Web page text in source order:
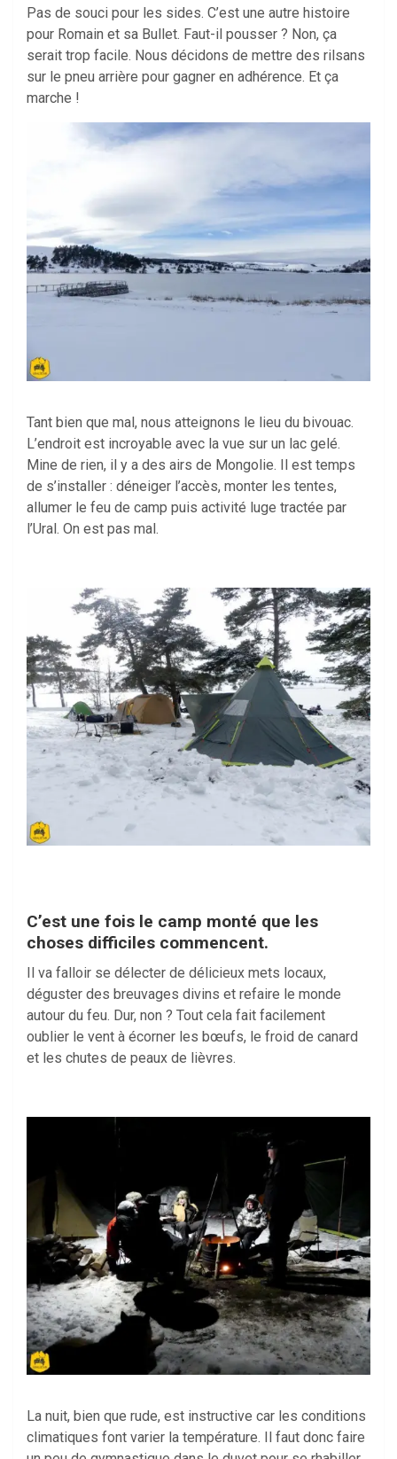
Pas de souci pour les sides. C’est une autre histoire
pour Romain et sa Bullet. Faut-il pousser ? Non, ça
serait trop facile. Nous décidons de mettre des rilsans
sur le pneu arrière pour gagner en adhérence. Et ça
marche !
Tant bien que mal, nous atteignons le lieu du bivouac.
L’endroit est incroyable avec la vue sur un lac gelé.
Mine de rien, il y a des airs de Mongolie. Il est temps
de s’installer : déneiger l’accès, monter les tentes,
allumer le feu de camp puis activité luge tractée par
l’Ural. On est pas mal.
C’est une fois le camp monté que les
choses difficiles commencent.
Il va falloir se délecter de délicieux mets locaux,
déguster des breuvages divins et refaire le monde
autour du feu. Dur, non ? Tout cela fait facilement
oublier le vent à écorner les bœufs, le froid de canard
et les chutes de peaux de lièvres.
La nuit, bien que rude, est instructive car les conditions
climatiques font varier la température. Il faut donc faire